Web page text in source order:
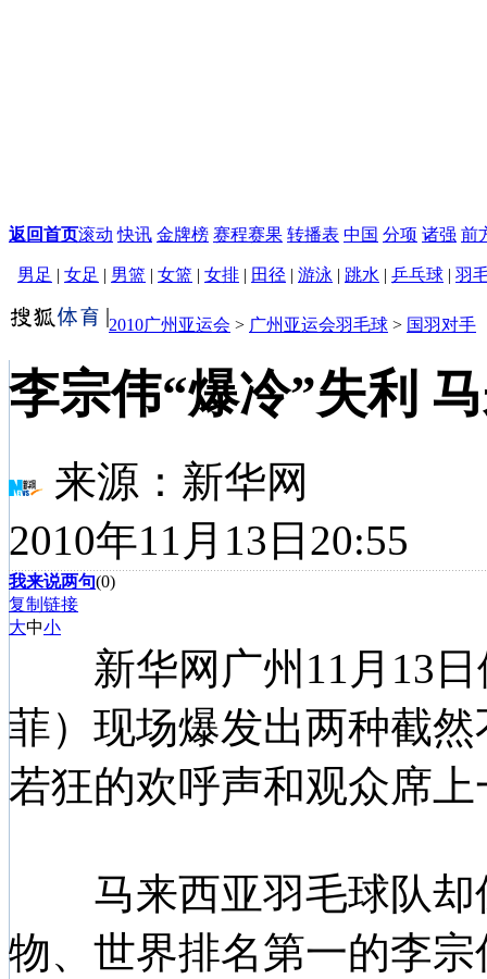
返回首页滚动 快讯 金牌榜 赛程赛果 转播表 中国 分项 诸强 前
男足 | 女足 | 男篮 | 女篮 | 女排 | 田径 | 游泳 | 跳水 | 乒乓球 | 羽
2010广州亚运会 > 广州亚运会羽毛球 > 国羽对手
李宗伟“爆冷”失利
来源： 新华网
2010年11月13日20:55
我来说两句(0)
复制链接
大中小
新华网广州11月13日
菲）现场爆发出两种截
若狂的欢呼声和观众席
马来西亚羽毛球队却
物、世界排名第一的李